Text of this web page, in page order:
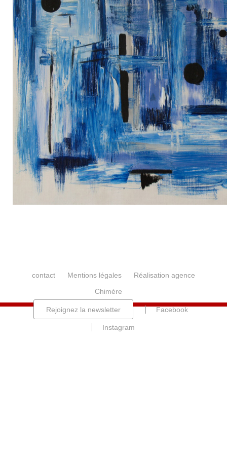
contact Mentions légales
Réalisation agence
Chimère
Rejoignez la newsletter Facebook
Instagram